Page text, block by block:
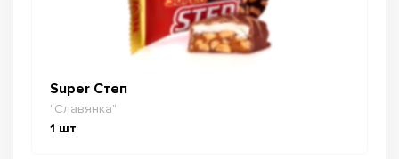
Super Степ
"Славянка"
1 шт